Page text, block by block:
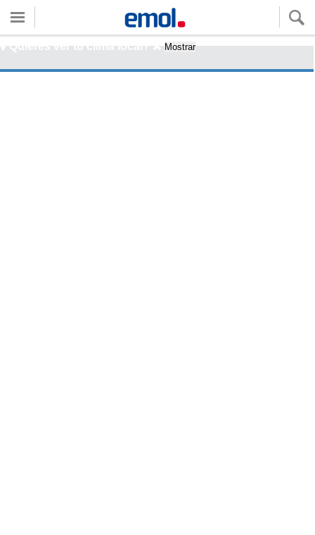
Quieres ver tu clima local? Mostrar